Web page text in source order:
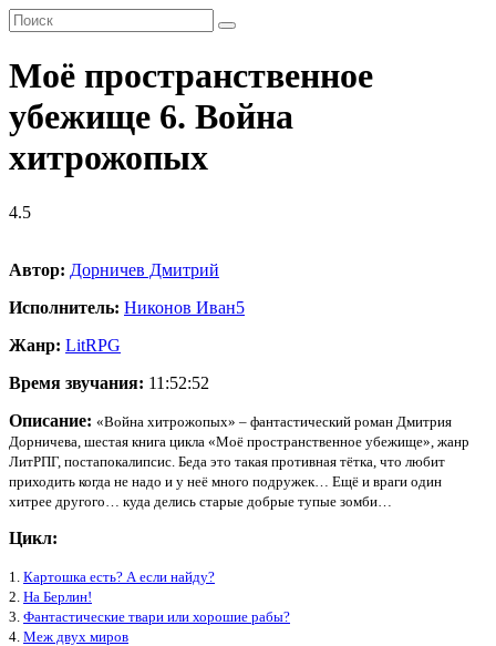
Моё пространственное
убежище 6. Война
хитрожопых
4.5
Автор: Дорничев Дмитрий
Исполнитель: Никонов Иван5
Жанр: LitRPG
Время звучания: 11:52:52
Описание: «Война хитрожопых» – фантастический роман Дмитрия
Дорничева, шестая книга цикла «Моё пространственное убежище», жанр
ЛитРПГ, постапокалипсис. Беда это такая противная тётка, что любит
приходить когда не надо и у неё много подружек… Ещё и враги один
хитрее другого… куда делись старые добрые тупые зомби…
Цикл:
1. Картошка есть? А если найду?
2. На Берлин!
3. Фантастические твари или хорошие рабы?
4. Меж двух миров